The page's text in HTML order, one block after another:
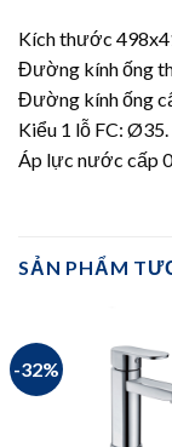
Kích thước
Đường kính ống
Đường kính ống
Kiểu 1 lỗ FC: Ø35.
Áp lực nước cấp
SẢN PHẨM
-32%